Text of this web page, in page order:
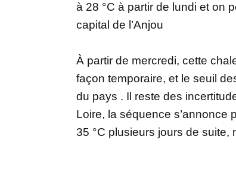
à 28 °C à partir de lundi et on
capital de l’Anjou
À partir de mercredi, cette
façon temporaire, et le seuil
du pays . Il reste des
Loire, la séquence
35 °C plusieurs jours de suite,